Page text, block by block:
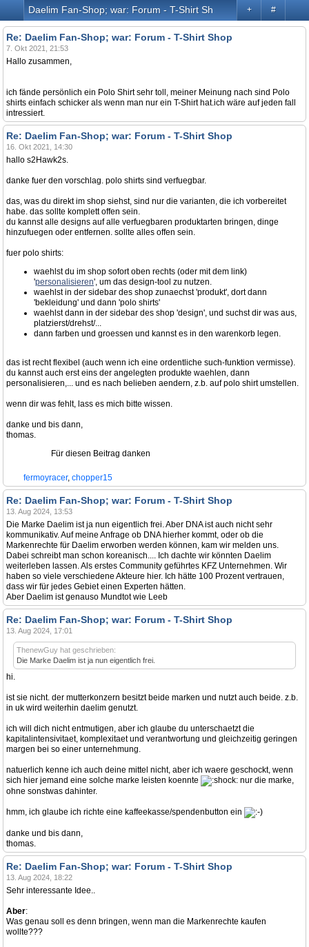
#
+
Daelim Fan-Shop; war: Forum - T-Shirt Shop
Re: Daelim Fan-Shop; war: Forum - T-Shirt Shop
7. Okt 2021, 21:53
Hallo zusammen,
ich fände persönlich ein Polo Shirt sehr toll, meiner Meinung nach sind Polo
shirts einfach schicker als wenn man nur ein T-Shirt hat.ich wäre auf jeden fall
intressiert.
Re: Daelim Fan-Shop; war: Forum - T-Shirt Shop
16. Okt 2021, 14:30
hallo s2Hawk2s.
danke fuer den vorschlag. polo shirts sind verfuegbar.
das, was du direkt im shop siehst, sind nur die varianten, die ich vorbereitet
habe. das sollte komplett offen sein.
du kannst alle designs auf alle verfuegbaren produktarten bringen, dinge
hinzufuegen oder entfernen. sollte alles offen sein.
fuer polo shirts:
waehlst du im shop sofort oben rechts (oder mit dem link)
'personalisieren', um das design-tool zu nutzen.
waehlst in der sidebar des shop zunaechst 'produkt', dort dann
'bekleidung' und dann 'polo shirts'
waehlst dann in der sidebar des shop 'design', und suchst dir was aus,
platzierst/drehst/...
dann farben und groessen und kannst es in den warenkorb legen.
das ist recht flexibel (auch wenn ich eine ordentliche such-funktion vermisse).
du kannst auch erst eins der angelegten produkte waehlen, dann
personalisieren,... und es nach belieben aendern, z.b. auf polo shirt umstellen.
wenn dir was fehlt, lass es mich bitte wissen.
danke und bis dann,
thomas.
Für diesen Beitrag danken
fermoyracer, chopper15
Re: Daelim Fan-Shop; war: Forum - T-Shirt Shop
13. Aug 2024, 13:53
Die Marke Daelim ist ja nun eigentlich frei. Aber DNA ist auch nicht sehr
kommunikativ. Auf meine Anfrage ob DNA hierher kommt, oder ob die
Markenrechte für Daelim erworben werden können, kam wir melden uns.
Dabei schreibt man schon koreanisch.... Ich dachte wir könnten Daelim
weiterleben lassen. Als erstes Community geführtes KFZ Unternehmen. Wir
haben so viele verschiedene Akteure hier. Ich hätte 100 Prozent vertrauen,
dass wir für jedes Gebiet einen Experten hätten.
Aber Daelim ist genauso Mundtot wie Leeb
Re: Daelim Fan-Shop; war: Forum - T-Shirt Shop
13. Aug 2024, 17:01
ThenewGuy hat geschrieben:
Die Marke Daelim ist ja nun eigentlich frei.
hi.
ist sie nicht. der mutterkonzern besitzt beide marken und nutzt auch beide. z.b.
in uk wird weiterhin daelim genutzt.
ich will dich nicht entmutigen, aber ich glaube du unterschaetzt die
kapitalintensivitaet, komplexitaet und verantwortung und gleichzeitig geringen
margen bei so einer unternehmung.
natuerlich kenne ich auch deine mittel nicht, aber ich waere geschockt, wenn
sich hier jemand eine solche marke leisten koennte
nur die marke,
ohne sonstwas dahinter.
hmm, ich glaube ich richte eine kaffeekasse/spendenbutton ein
danke und bis dann,
thomas.
Re: Daelim Fan-Shop; war: Forum - T-Shirt Shop
13. Aug 2024, 18:22
Sehr interessante Idee..
Aber:
Was genau soll es denn bringen, wenn man die Markenrechte kaufen
wollte???